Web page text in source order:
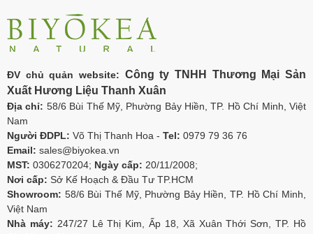
ĐV chủ quản website: Công ty TNHH Thương Mại Sản
Xuất Hương Liệu Thanh Xuân
Địa chỉ: 58/6 Bùi Thế Mỹ, Phường Bảy Hiền, TP. Hồ Chí Minh, Việt
Nam
Người ĐDPL: Võ Thị Thanh Hoa - Tel: 0979 79 36 76
Email: sales@biyokea.vn
MST: 0306270204; Ngày cấp: 20/11/2008;
Nơi cấp: Sở Kế Hoạch & Đầu Tư TP.HCM
Showroom: 58/6 Bùi Thế Mỹ, Phường Bảy Hiền, TP. Hồ Chí Minh,
Việt Nam
Nhà máy: 247/27 Lê Thị Kim, Ấp 18, Xã Xuân Thới Sơn, TP. Hồ